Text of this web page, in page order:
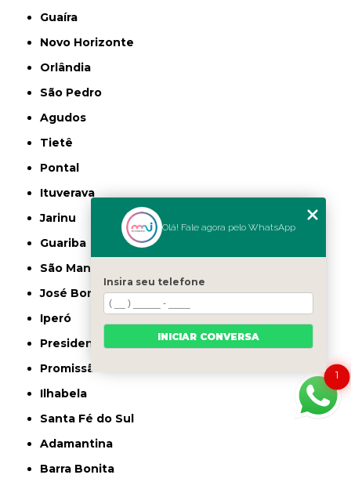
Guaíra
Novo Horizonte
Orlândia
São Pedro
Agudos
Tietê
Pontal
Ituverava
Jarinu
Guariba
São Manuel
José Bonifácio
Iperó
Presidente Venceslau
Promissão
Ilhabela
Santa Fé do Sul
Adamantina
Barra Bonita
1
Olá! Fale agora pelo WhatsApp
Insira seu telefone
INICIAR CONVERSA